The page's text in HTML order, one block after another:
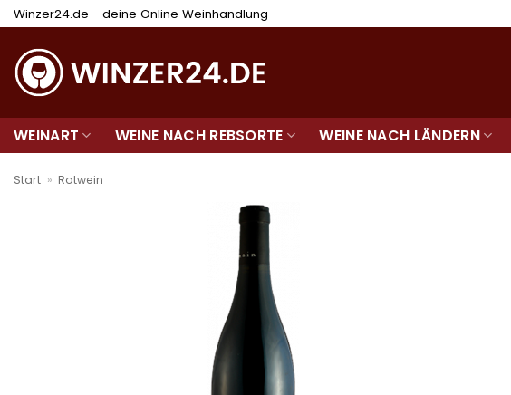
Zum
springen
Winzer24.de - deine Online Weinhandlung
WEINART WEINE NACH REBSORTE WEINE NACH LÄNDERN
Start » Rotwein